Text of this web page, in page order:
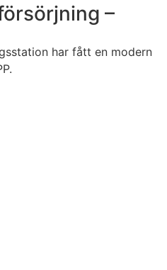
–
har fått en modern